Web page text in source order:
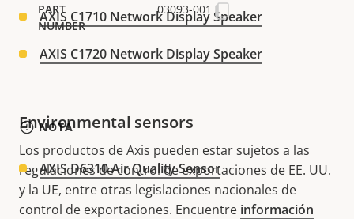
AXIS C1710 Network Display Speaker
AXIS C1720 Network Display Speaker
Environmental sensors
AXIS D6310 Air Quality Sensor
03093-001
NOTA
Los productos de Axis pueden estar sujetos a las
regulaciones de control de exportaciones de EE. UU.
y la UE, entre otras legislaciones nacionales de
control de exportaciones. Encuentre información